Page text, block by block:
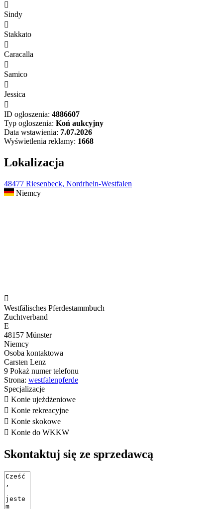

Sindy

Stakkato

Caracalla

Samico

Jessica

ID ogłoszenia: 4886607
Typ ogłoszenia: Koń aukcyjny
Data wstawienia: 7.07.2026
Wyświetlenia reklamy: 1668
Lokalizacja
48477 Riesenbeck, Nordrhein-Westfalen
Niemcy

Westfälisches Pferdestammbuch
Zuchtverband
E
48157 Münster
Niemcy
Osoba kontaktowa
Carsten Lenz
9 Pokaż numer telefonu
Strona: westfalenpferde
Specjalizacje
 Konie ujeżdżeniowe
 Konie rekreacyjne
 Konie skokowe
 Konie do WKKW
Skontaktuj się ze sprzedawcą